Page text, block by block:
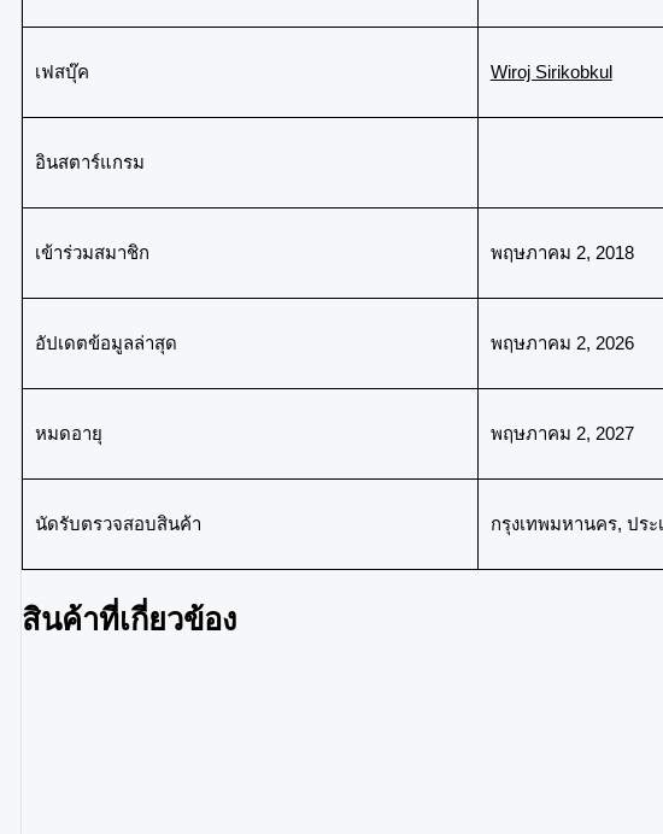
เฟสบุ๊ค Wiroj Sirikobkul
อินสตาร์แกรม
เข้าร่วมสมาชิก พฤษภาคม 2, 2018
อัปเดตข้อมูลล่าสุด พฤษภาคม 2, 2026
หมดอายุ พฤษภาคม 2, 2027
นัดรับตรวจสอบสินค้า กรุงเทพมหานคร, ประ
สินค้าที่เกี่ยวข้อง